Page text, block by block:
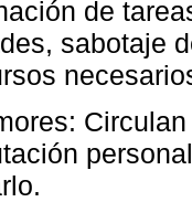
de
sabotaje